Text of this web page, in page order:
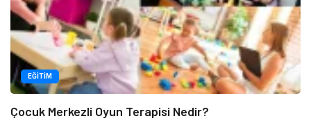
EĞITIM
Çocuk Merkezli Oyun Terapisi Nedir?